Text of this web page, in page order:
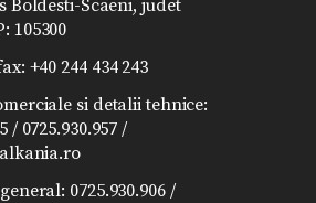
Boldesti-Scaeni, judet
105300
+40 244 434 243
si detalii tehnice:
/ 0725.930.957 /
0725.930.906 /